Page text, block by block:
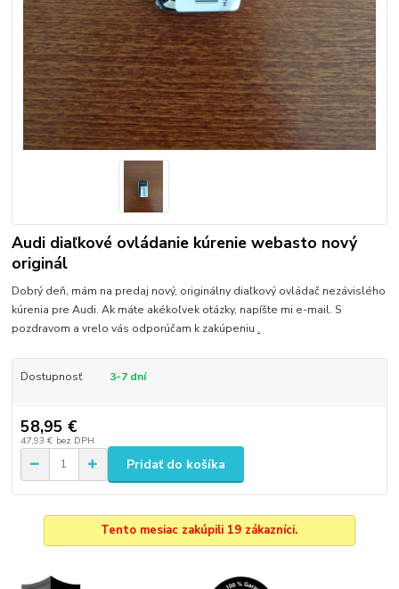
Audi diaľkové ovládanie kúrenie webasto nový
originál
Dobrý deň, mám na predaj nový, originálny diaľkový ovládač nezávislého
kúrenia pre Audi. Ak máte akékoľvek otázky, napíšte mi e-mail. S
pozdravom a vrelo vás odporúčam k zakúpeniu .
Dostupnosť 3-7 dní
58,95 €
47,93 € bez DPH
Pridať do košíka
Tento mesiac zakúpili 19 zákazníci.